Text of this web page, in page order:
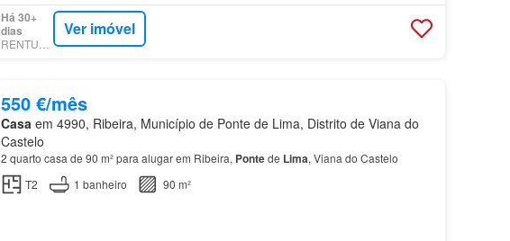
Há 30+
dias
RENTUMO
Ver imóvel
550 €/mês
Casa em 4990, Ribeira, Município de Ponte de Lima, Distrito de Viana do
Castelo
2 quarto casa de 90 m² para alugar em Ribeira, Pontede Lima, Viana do Castelo
T2
1 banheiro 90 m²